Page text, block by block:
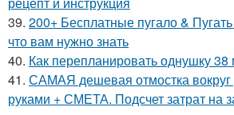
39. 200+ Бесплатные пугало &
что вам нужно знать
40. Как перепланировать однушку 38
41. САМАЯ дешевая отмостка
руками + СМЕТА. Подсчет затрат на